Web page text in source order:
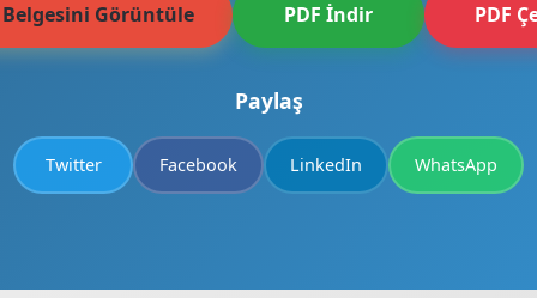
Belgesini Görüntüle PDF İndir PDF
Paylaş
Twitter Facebook LinkedIn WhatsApp